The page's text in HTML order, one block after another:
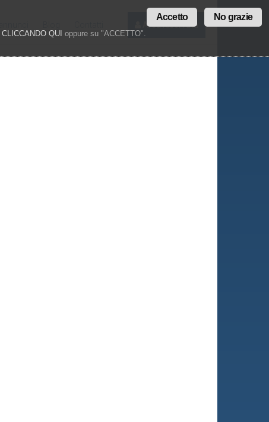
Area Riservata
CLICCANDO QUI oppure su "ACCETTO".
No grazie
Accetto